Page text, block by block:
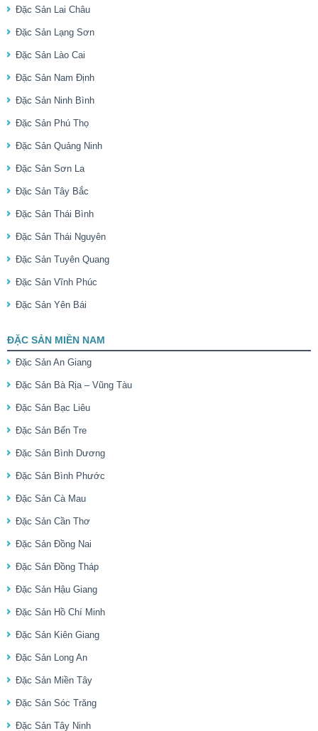
Đặc Sản Lai Châu
Đặc Sản Lạng Sơn
Đặc Sản Lào Cai
Đặc Sản Nam Định
Đặc Sản Ninh Bình
Đặc Sản Phú Thọ
Đặc Sản Quảng Ninh
Đặc Sản Sơn La
Đặc Sản Tây Bắc
Đặc Sản Thái Bình
Đặc Sản Thái Nguyên
Đặc Sản Tuyên Quang
Đặc Sản Vĩnh Phúc
Đặc Sản Yên Bái
ĐẶC SẢN MIỀN NAM
Đặc Sản An Giang
Đặc Sản Bà Rịa – Vũng Tàu
Đặc Sản Bạc Liêu
Đặc Sản Bến Tre
Đặc Sản Bình Dương
Đặc Sản Bình Phước
Đặc Sản Cà Mau
Đặc Sản Cần Thơ
Đặc Sản Đồng Nai
Đặc Sản Đồng Tháp
Đặc Sản Hậu Giang
Đặc Sản Hồ Chí Minh
Đặc Sản Kiên Giang
Đặc Sản Long An
Đặc Sản Miền Tây
Đặc Sản Sóc Trăng
Đặc Sản Tây Ninh